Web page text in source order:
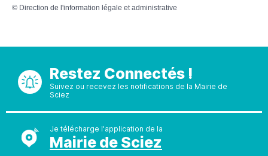
© Direction de l'information légale et administrative
Restez Connectés !
Suivez ou recevez les notifications de la Mairie de
Sciez
Je télécharge l'application de la
Mairie de Sciez